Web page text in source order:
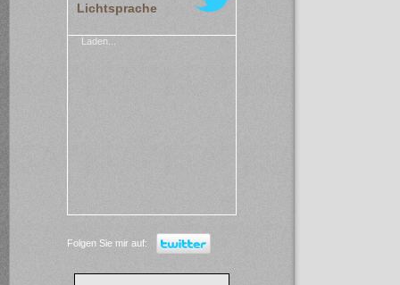
Lichtsprache
Laden...
Folgen Sie mir auf: